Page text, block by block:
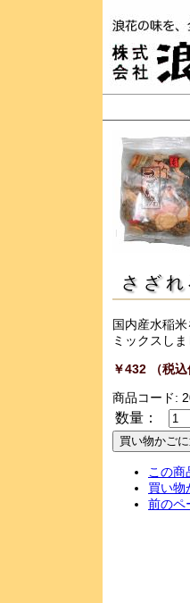
さざ
国内産水稲
ミックスし
￥432 （税込
商品コード:
数量：
この商
買い物
前のペ